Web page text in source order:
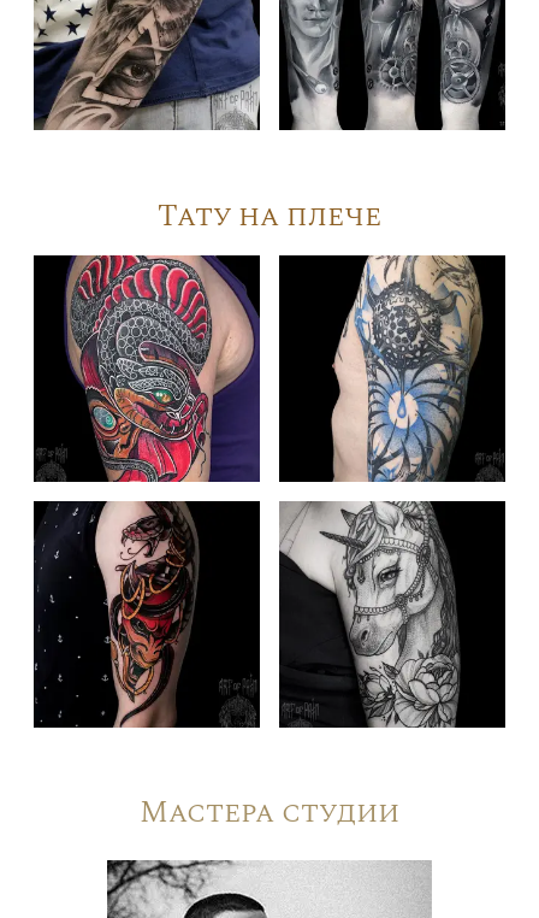
Тату на плече
Мастера студии